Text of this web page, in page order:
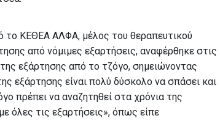
ΚΕΘΕΑ ΑΛΦΑ, μέλος του θεραπευτικού
από νόμιμες εξαρτήσεις, αναφέρθηκε στις
εξάρτησης από το τζόγο, σημειώνοντας
εξάρτησης είναι πολύ δύσκολο να σπάσει και
πρέπει να αναζητηθεί στα χρόνια της
όλες τις εξαρτήσεις», όπως είπε